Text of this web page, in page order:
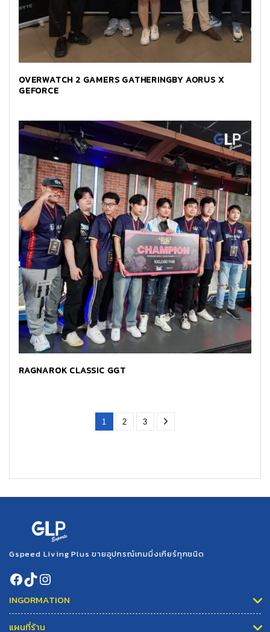
OVERWATCH 2 GAMERS GATHERINGBY AORUS X
GEFORCE
RAGNAROK CLASSIC GGT
1 2 3
Gspeed Living Plus ขายอุปกรณ์เกมมิ่งเกียร์ทุกชนิด
INGORMATION
แผนที่ร้าน